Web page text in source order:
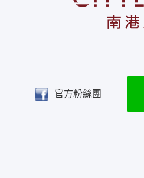
官方粉絲團